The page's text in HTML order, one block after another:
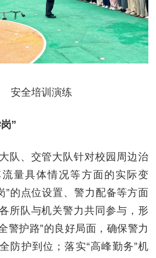
安全培训演练
”
、交管大队针对校园周边治
量具体情况等方面的实际变
”的点位设置、警力配备等方面
所队与机关警力共同参与，形
警护路”的良好局面，确保警力
防护到位；落实“高峰勤务”机